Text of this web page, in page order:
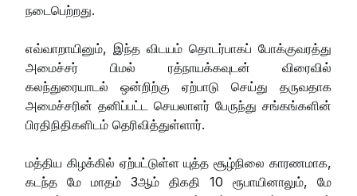
நடைபெற்றது.
எவ்வாறாயினும், இந்த விடயம் தொடர்பாகப் போக்குவரத்து
அமைச்சர் பிமல் ரத்நாயக்கவுடன் விரைவில்
கலந்துரையாடல் ஒன்றிற்கு ஏற்பாடு செய்து தருவதாக
அமைச்சரின் தனிப்பட்ட செயலாளர் பேருந்து சங்கங்களின்
பிரதிநிதிகளிடம் தெரிவித்துள்ளார்.
மத்திய கிழக்கில் ஏற்பட்டுள்ள யுத்த சூழ்நிலை காரணமாக,
கடந்த மே மாதம் 3ஆம் திகதி 10 ரூபாயினாலும், மே